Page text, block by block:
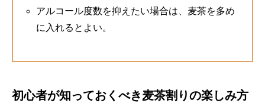
アルコール度数を抑えたい場合は、麦茶を多め
に入れるとよい。
初心者が知っておくべき麦茶割りの楽しみ方